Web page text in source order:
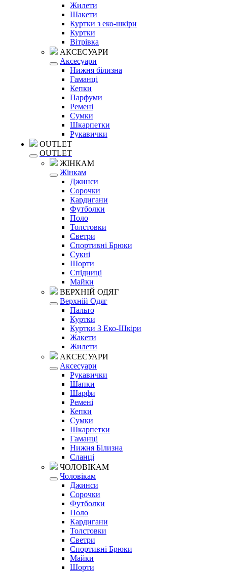
Жилети
Шакети
Куртки з еко-шкіри
Куртки
Вітрівка
АКСЕСУАРИ
Аксесуари
Нижня білизна
Гаманці
Кепки
Парфуми
Ремені
Сумки
Шкарпетки
Рукавички
OUTLET
OUTLET
ЖІНКАМ
Жінкам
Джинси
Сорочки
Кардигани
Футболки
Поло
Толстовки
Светри
Спортивні Брюки
Сукні
Шорти
Спідниці
Майки
ВЕРХНІЙ ОДЯГ
Верхній Одяг
Пальто
Куртки
Куртки З Еко-Шкіри
Жакети
Жилети
АКСЕСУАРИ
Аксесуари
Рукавички
Шапки
Шарфи
Ремені
Кепки
Сумки
Шкарпетки
Гаманці
Нижня Білизна
Сланці
ЧОЛОВІКАМ
Чоловікам
Джинси
Сорочки
Футболки
Поло
Кардигани
Толстовки
Светри
Спортивні Брюки
Майки
Шорти